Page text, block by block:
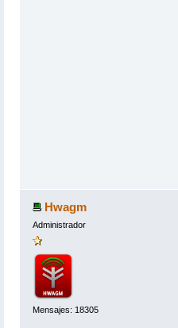
Hwagm
Administrador
Mensajes: 18305